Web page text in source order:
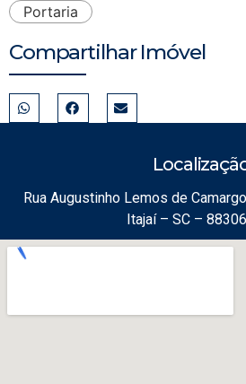
Portaria
Compartilhar Imóvel
Rua Augustinho Lemos de
Itajaí – SC –